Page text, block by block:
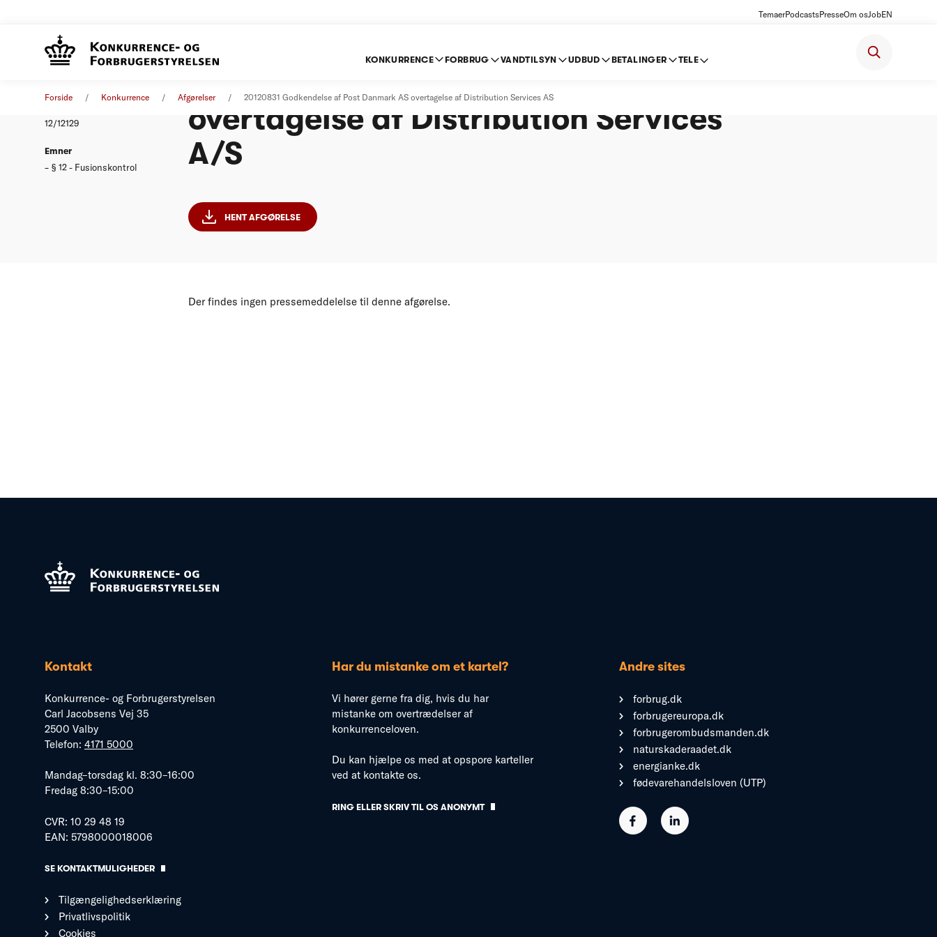
TemaerPodcastsPresseOm osJobEN
KONKURRENCE FORBRUG VANDTILSYN UDBUD BETALINGER TELE
Forside Konkurrence Afgørelser 20120831 Godkendelse af Post Danmark AS overtagelse af Distribution Services AS
12/12129
Emner
§ 12 - Fusionskontrol
overtagelse af Distribution Services
A/S
HENT AFGØRELSE
Der findes ingen pressemeddelelse til denne afgørelse.
Kontakt
Konkurrence- og Forbrugerstyrelsen
Carl Jacobsens Vej 35
2500 Valby
Telefon: 4171 5000
Mandag–torsdag kl. 8:30–16:00
Fredag 8:30–15:00
CVR: 10 29 48 19
EAN: 5798000018006
SE KONTAKTMULIGHEDER
Tilgængelighedserklæring
Privatlivspolitik
Cookies
Har du mistanke om et kartel?
Vi hører gerne fra dig, hvis du har
mistanke om overtrædelser af
konkurrenceloven.
Du kan hjælpe os med at opspore karteller
ved at kontakte os.
RING ELLER SKRIV TIL OS ANONYMT
Andre sites
forbrug.dk
forbrugereuropa.dk
forbrugerombudsmanden.dk
naturskaderaadet.dk
energianke.dk
fødevarehandelsloven (UTP)